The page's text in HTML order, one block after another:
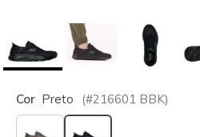
Cor Preto (#216601 BBK)